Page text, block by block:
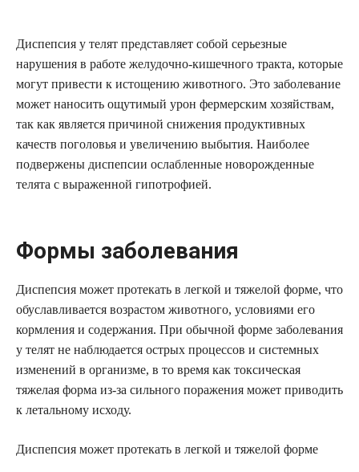
Диспепсия у телят представляет собой серьезные
нарушения в работе желудочно-кишечного тракта, которые
могут привести к истощению животного. Это заболевание
может наносить ощутимый урон фермерским хозяйствам,
так как является причиной снижения продуктивных
качеств поголовья и увеличению выбытия. Наиболее
подвержены диспепсии ослабленные новорожденные
телята с выраженной гипотрофией.
Формы заболевания
Диспепсия может протекать в легкой и тяжелой форме, что
обуславливается возрастом животного, условиями его
кормления и содержания. При обычной форме заболевания
у телят не наблюдается острых процессов и системных
изменений в организме, в то время как токсическая
тяжелая форма из-за сильного поражения может приводить
к летальному исходу.
Диспепсия может протекать в легкой и тяжелой форме